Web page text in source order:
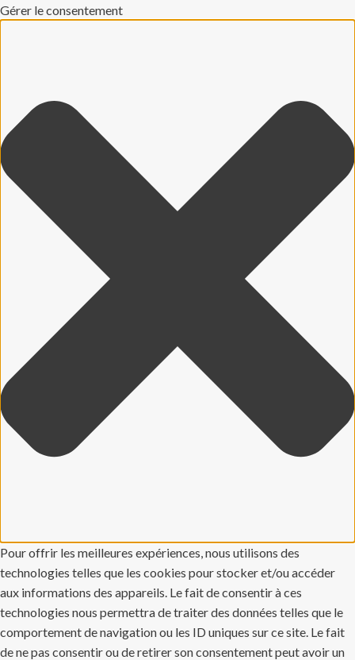
Gérer le consentement
Pour offrir les meilleures expériences, nous utilisons des
technologies telles que les cookies pour stocker et/ou accéder
aux informations des appareils. Le fait de consentir à ces
technologies nous permettra de traiter des données telles que le
comportement de navigation ou les ID uniques sur ce site. Le fait
de ne pas consentir ou de retirer son consentement peut avoir un